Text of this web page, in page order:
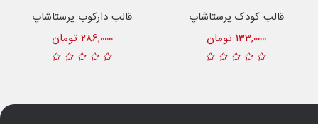
قالب دارکوب پرستاشاپ
286,000 تومان
قالب کودک پرستاشاپ
133,000 تومان